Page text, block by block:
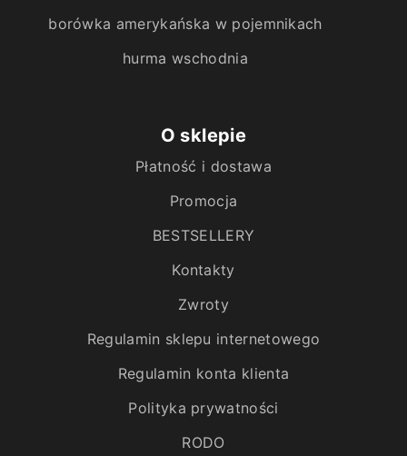
borówka amerykańska w pojemnikach
hurma wschodnia
O sklepie
Płatność i dostawa
Promocja
BESTSELLERY
Kontakty
Zwroty
Regulamin sklepu internetowego
Regulamin konta klienta
Polityka prywatności
RODO